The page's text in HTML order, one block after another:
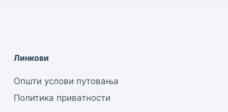
Линкови
Општи услови путовања
Политика приватности